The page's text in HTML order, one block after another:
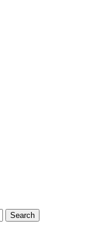
Search